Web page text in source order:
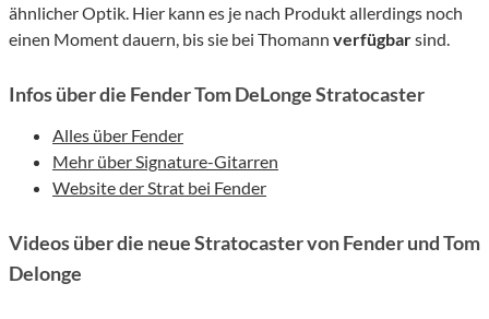
ähnlicher Optik. Hier kann es je nach Produkt allerdings noch
einen Moment dauern, bis sie bei Thomann verfügbarsind.
Infos über die Fender Tom DeLonge Stratocaster
Alles über Fender
Mehr über Signature-Gitarren
Website der Strat bei Fender
Videos über die neue Stratocaster von Fender und Tom
Delonge